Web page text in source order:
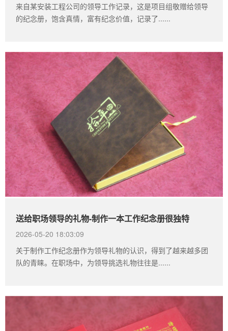
来自某安装工程公司的领导工作记录，这是项目组敬赠给领导
的纪念册，饱含真情，富有纪念价值，记录了......
送给职场领导的礼物-制作一本工作纪念册很独特
2026-05-20 18:03:09
关于制作工作纪念册作为领导礼物的认识，得到了越来越多团
队的青睐。在职场中，为领导挑选礼物往往是......